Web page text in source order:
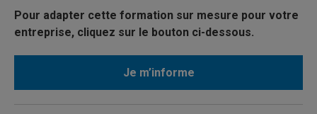
Pour adapter cette formation sur mesure pour votre
entreprise, cliquez sur le bouton ci-dessous.
Je m’informe